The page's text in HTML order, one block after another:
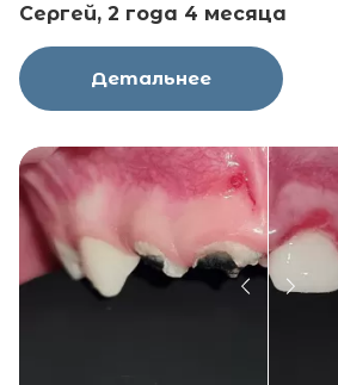
Сергей, 2 года 4 месяца
Детальнее